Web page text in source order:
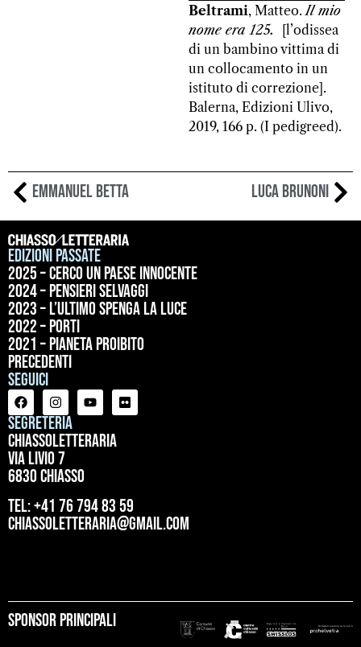
Beltrami, Matteo.Il mio
nome era 125.
[l’odissea
di un bambino vittima di
un collocamento in un
istituto di correzione].
Balerna, Edizioni Ulivo,
2019, 166 p. (I pedigreed).
Emmanuel Betta Luca Brunoni
Edizioni passate
2025 – Cerco un paese innocente
2024 – Pensieri selvaggi
2023 – L’ultimo spenga la luce
2022 – Porti
2021 – Pianeta proibito
precedenti
Seguici
Segreteria
ChiassoLetteraria
Via Livio 7
6830 Chiasso
tel: +41 76 794 83 59
chiassoletteraria@gmail.com
Sponsor principali